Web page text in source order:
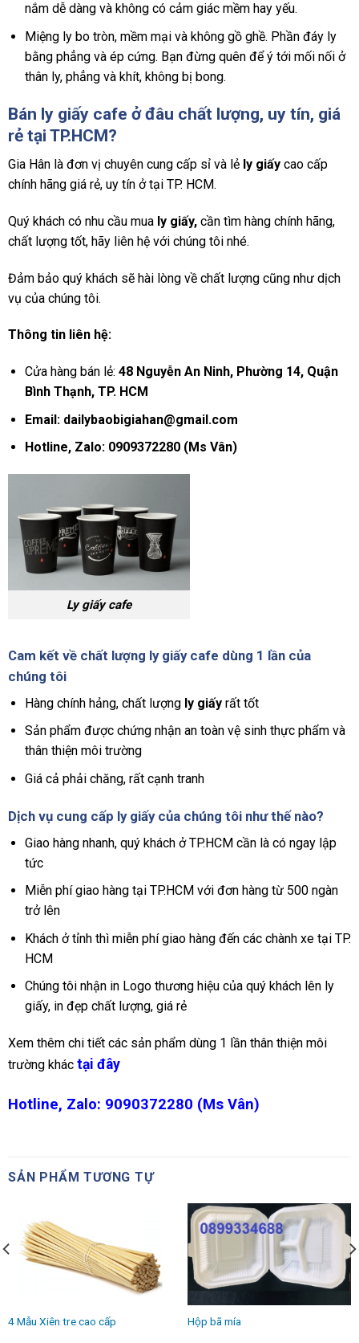
nắm dễ dàng và không có cảm giác mềm hay yếu.
Miệng ly bo tròn, mềm mại và không gồ ghề. Phần đáy ly
bằng phẳng và ép cứng. Bạn đừng quên để ý tới mối nối ở
thân ly, phẳng và khít, không bị bong.
Bán ly giấy cafe ở đâu chất lượng, uy tín, giá
rẻ tại TP.HCM?
Gia Hân là đơn vị chuyên cung cấp sỉ và lẻ ly giấy cao cấp
chính hãng giá rẻ, uy tín ở tại TP. HCM.
Quý khách có nhu cầu mua ly giấy, cần tìm hàng chính hãng,
chất lượng tốt, hãy liên hệ với chúng tôi nhé.
Đảm bảo quý khách sẽ hài lòng về chất lượng cũng như dịch
vụ của chúng tôi.
Thông tin liên hệ:
Cửa hàng bán lẻ: 48 Nguyễn An Ninh, Phường 14, Quận
Bình Thạnh, TP. HCM
Email: dailybaobigiahan@gmail.com
Hotline, Zalo: 0909372280 (Ms Vân)
Ly giấy cafe
Cam kết về chất lượng ly giấy cafe dùng 1 lần của
chúng tôi
Hàng chính hảng, chất lượng ly giấyrất tốt
Sản phẩm được chứng nhận an toàn vệ sinh thực phẩm và
thân thiện môi trường
Giá cả phải chăng, rất cạnh tranh
Dịch vụ cung cấp ly giấy của chúng tôi như thế nào?
Giao hàng nhanh, quý khách ở TP.HCM cần là có ngay lập
tức
Miễn phí giao hàng tại TP.HCM với đơn hàng từ 500 ngàn
trở lên
Khách ở tỉnh thì miễn phí giao hàng đến các chành xe tại TP.
HCM
Chúng tôi nhận in Logo thương hiệu của quý khách lên ly
giấy, in đẹp chất lượng, giá rẻ
Xem thêm chi tiết các sản phẩm dùng 1 lần thân thiện môi
trường khác tại đây
Hotline, Zalo: 9090372280 (Ms Vân)
SẢN PHẨM TƯƠNG TỰ
4 Mẫu Xiên tre cao cấp Hộp bã mía